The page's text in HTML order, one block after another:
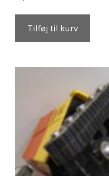
Tilføj til kurv